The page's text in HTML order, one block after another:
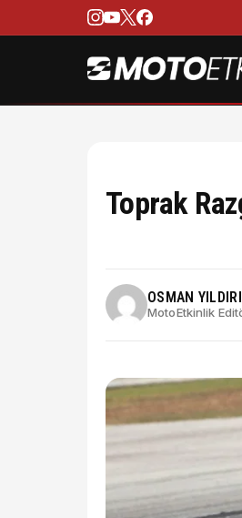
Toprak
OSMAN
MotoEtkinlik